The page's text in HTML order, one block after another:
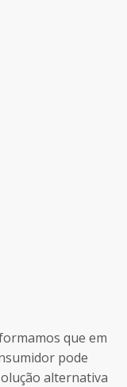
que em
pode
alternativa